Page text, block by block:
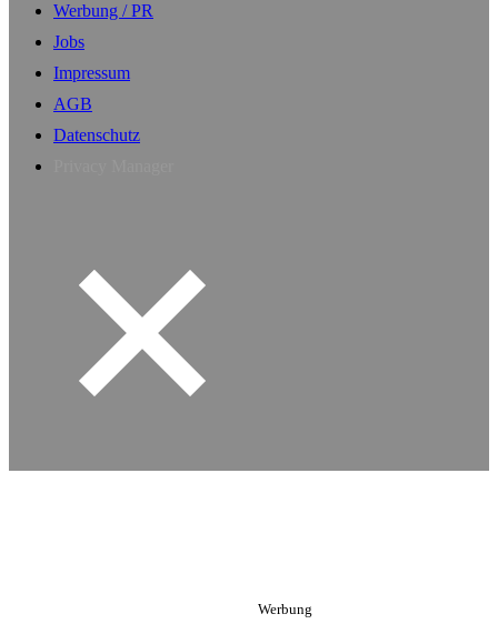
Werbung / PR
Jobs
Impressum
AGB
Datenschutz